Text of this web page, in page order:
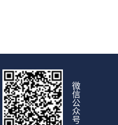
微
信
公
众
号